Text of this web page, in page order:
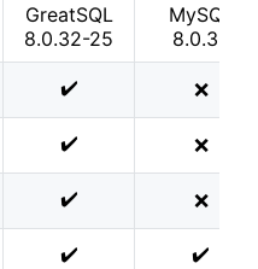
GreatSQL
8.0.32-25
MySQL
8.0.32
✔️ ❌
✔️ ❌
✔️ ❌
✔️ ✔️